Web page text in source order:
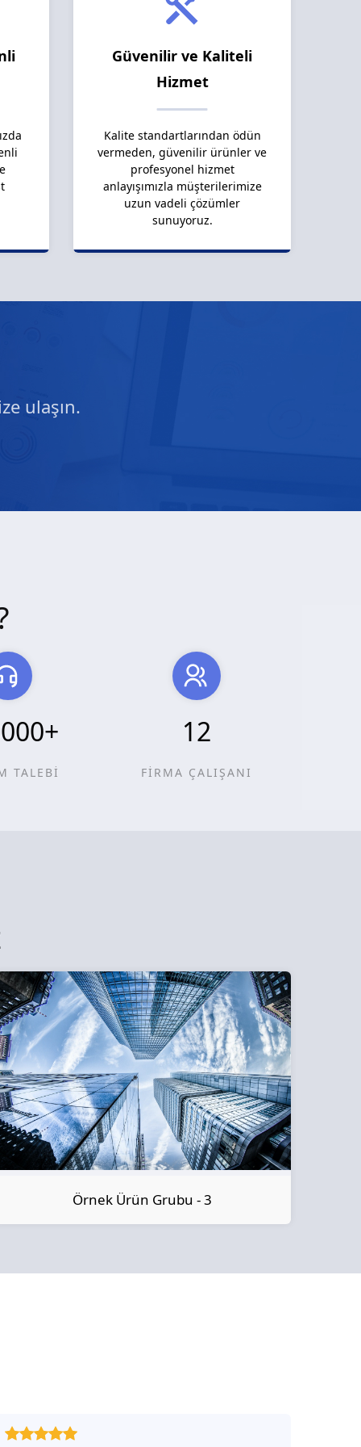
Güvenilir ve Kaliteli
Hizmet
Kalite standartlarından ödün
vermeden, güvenilir ürünler ve
profesyonel hizmet
anlayışımızla müşterilerimize
uzun vadeli çözümler
sunuyoruz.
ulaşın.
+
TALEBİ
12
FİRMA ÇALIŞANI
Örnek Ürün Grubu - 3